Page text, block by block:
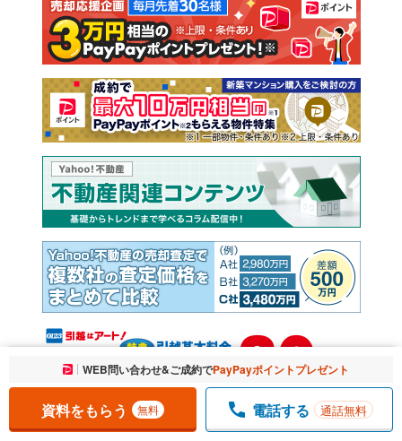
お気に入りに追加しました。 一覧を開く
WEB問い合わせ&ご成約でPayPayポイントプレゼント
資料をもらう 無料 電話する 通話無料
注文住宅 土地
売却査定